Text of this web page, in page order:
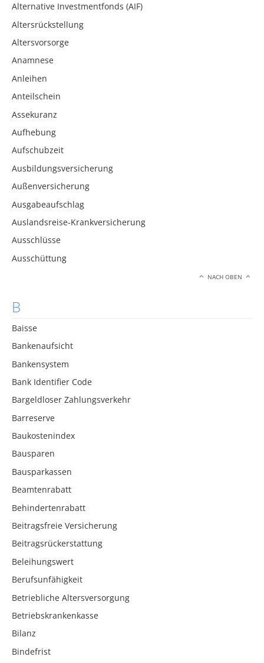
Alternative Investmentfonds (AIF)
Altersrückstellung
Altersvorsorge
Anamnese
Anleihen
Anteilschein
Assekuranz
Aufhebung
Aufschubzeit
Ausbildungsversicherung
Außenversicherung
Ausgabeaufschlag
Auslandsreise-Krankversicherung
Ausschlüsse
Ausschüttung
NACH OBEN
B
Baisse
Bankenaufsicht
Bankensystem
Bank Identifier Code
Bargeldloser Zahlungsverkehr
Barreserve
Baukostenindex
Bausparen
Bausparkassen
Beamtenrabatt
Behindertenrabatt
Beitragsfreie Versicherung
Beitragsrückerstattung
Beleihungswert
Berufsunfähigkeit
Betriebliche Altersversorgung
Betriebskrankenkasse
Bilanz
Bindefrist